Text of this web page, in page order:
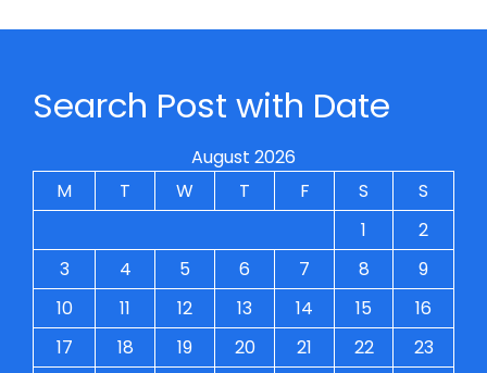
Search Post with Date
August 2026
M
T W T F S
S
1
2
3
4 5 6 7 8
9
10
11 12 13 14 15
16
17
18 19 20 21 22
23